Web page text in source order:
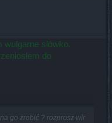
wulgarne słówko.
do
go zrobić ? rozprosz wir